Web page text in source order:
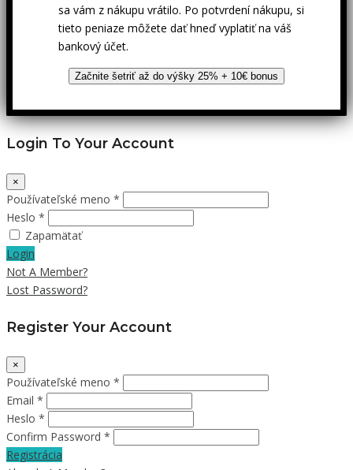
sa vám z nákupu vrátilo. Po potvrdení nákupu, si
tieto peniaze môžete dať hneď vyplatiť na váš
bankový účet.
Začnite šetriť až do výšky 25% + 10€ bonus
Login To Your Account
×
Používateľské meno *
Heslo *
Zapamätať
Login
Not A Member?
Lost Password?
Register Your Account
×
Používateľské meno *
Email *
Heslo *
Confirm Password *
Registrácia